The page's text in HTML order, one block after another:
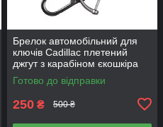
Брелок автомобільний для
ключів Cadillac плетений
джгут з карабіном єкошкіра
чорний + викрутка
Готово до відправки
250 ₴ 500 ₴